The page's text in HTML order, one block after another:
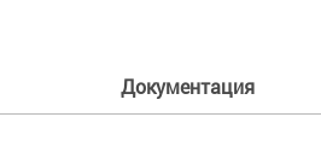
Документация